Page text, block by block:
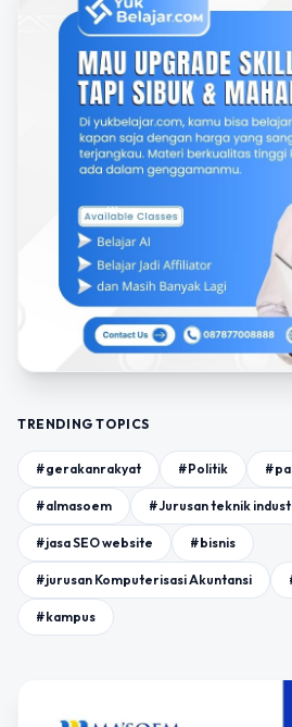
TRENDING TOPICS
#gerakanrakyat #Politik
#almasoem #Jurusan teknik
#jasa SEO website #bisnis
#jurusan Komputerisasi Akuntansi
#kampus